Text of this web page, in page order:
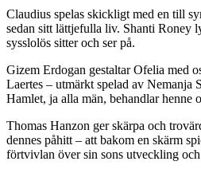
Claudius spelas skickligt med en till
sedan sitt lättjefulla liv. Shanti Roney
sysslolös sitter och ser på.
Gizem Erdogan gestaltar Ofelia med
Laertes – utmärkt spelad av
Hamlet, ja alla män, behandlar
Thomas Hanzon ger skärpa och
dennes påhitt – att bakom en skärm
förtvivlan över sin sons utveckling